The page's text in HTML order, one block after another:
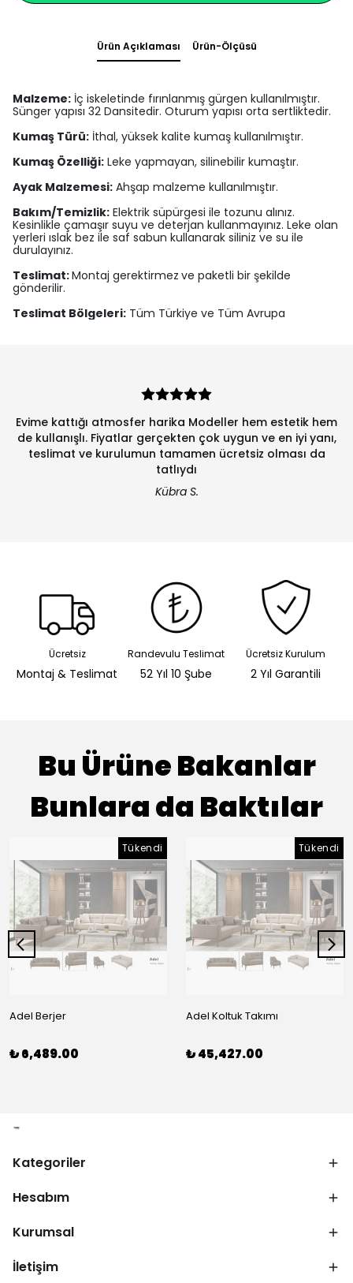
Ürün Açıklaması Ürün-Ölçüsü
Malzeme: İç iskeletinde fırınlanmış gürgen kullanılmıştır.
Sünger yapısı 32 Dansitedir. Oturum yapısı orta sertliktedir.
Kumaş Türü: İthal, yüksek kalite kumaş kullanılmıştır.
Kumaş Özelliği: Leke yapmayan, silinebilir kumaştır.
Ayak Malzemesi: Ahşap malzeme kullanılmıştır.
Bakım/Temizlik: Elektrik süpürgesi ile tozunu alınız.
Kesinlikle çamaşır suyu ve deterjan kullanmayınız. Leke olan
yerleri ıslak bez ile saf sabun kullanarak siliniz ve su ile
durulayınız.
Teslimat:Montaj gerektirmez ve paketli bir şekilde
gönderilir.
Teslimat Bölgeleri: Tüm Türkiye ve Tüm Avrupa
Evime kattığı atmosfer harika Modeller hem estetik hem
de kullanışlı. Fiyatlar gerçekten çok uygun ve en iyi yanı,
teslimat ve kurulumun tamamen ücretsiz olması da
tatlıydı
Kübra S.
Ücretsiz
Montaj & Teslimat
Randevulu Teslimat
52 Yıl 10 Şube
Ücretsiz Kurulum
2 Yıl Garantili
Bu Ürüne Bakanlar
Bunlara da Baktılar
Tükendi
Adel Berjer
₺ 6,489.00
Tükendi
Adel Koltuk Takımı
₺ 45,427.00
Kategoriler
Hesabım
Kurumsal
İletişim